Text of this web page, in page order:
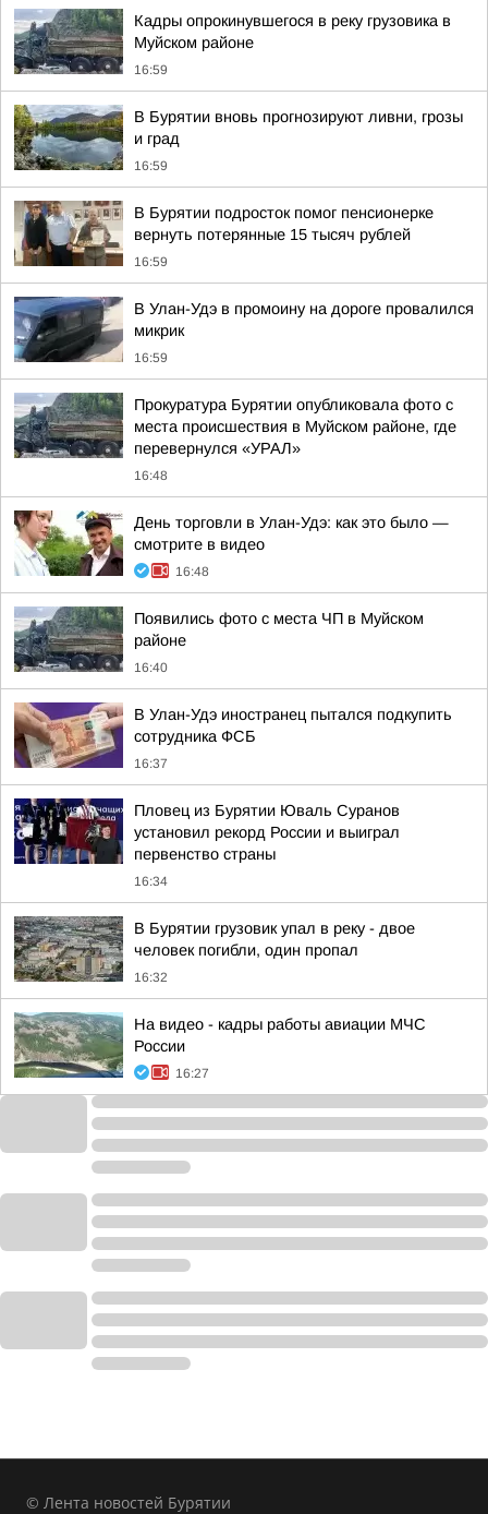
Кадры опрокинувшегося в реку грузовика в
Муйском районе
16:59
В Бурятии вновь прогнозируют ливни, грозы
и град
16:59
В Бурятии подросток помог пенсионерке
вернуть потерянные 15 тысяч рублей
16:59
В Улан-Удэ в промоину на дороге провалился
микрик
16:59
Прокуратура Бурятии опубликовала фото с
места происшествия в Муйском районе, где
перевернулся «УРАЛ»
16:48
День торговли в Улан-Удэ: как это было —
смотрите в видео
16:48
Появились фото с места ЧП в Муйском
районе
16:40
В Улан-Удэ иностранец пытался подкупить
сотрудника ФСБ
16:37
Пловец из Бурятии Юваль Суранов
установил рекорд России и выиграл
первенство страны
16:34
В Бурятии грузовик упал в реку - двое
человек погибли, один пропал
16:32
На видео - кадры работы авиации МЧС
России
16:27
© Лента новостей Бурятии